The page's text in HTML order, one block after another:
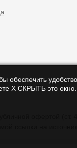
обеспечить
Х СКРЫТЬ это